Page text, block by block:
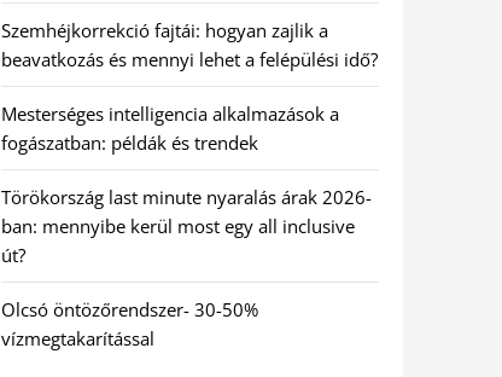
Szemhéjkorrekció fajtái: hogyan zajlik a
beavatkozás és mennyi lehet a felépülési idő?
Mesterséges intelligencia alkalmazások a
fogászatban: példák és trendek
Törökország last minute nyaralás árak 2026-
ban: mennyibe kerül most egy all inclusive
út?
Olcsó öntözőrendszer- 30-50%
vízmegtakarítással